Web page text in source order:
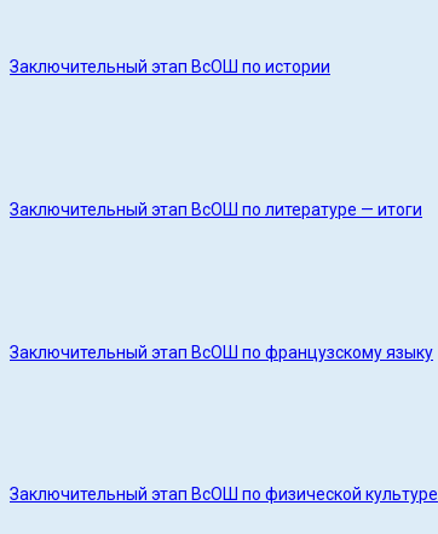
Заключительный этап ВсОШ по истории
Заключительный этап ВсОШ по литературе — итоги
Заключительный этап ВсОШ по французскому языку
Заключительный этап ВсОШ по физической культуре